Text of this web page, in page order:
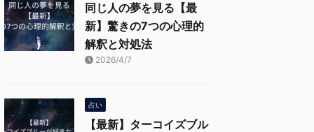
同じ人の夢を見る【最
新】驚きの7つの心理的
解釈と対処法
2026/4/7
占い
【最新】ターコイズブル